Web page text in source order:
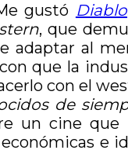
gustó Diablo
, que
al
que la
con el
de
un cine
e